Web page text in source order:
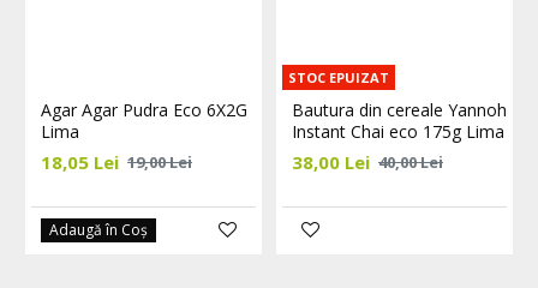
Agar Agar Pudra Eco 6X2G
Lima
18,05 Lei 19,00 Lei
Adaugă în Coş
STOC EPUIZAT
Bautura din cereale Yannoh
Instant Chai eco 175g Lima
38,00 Lei 40,00 Lei